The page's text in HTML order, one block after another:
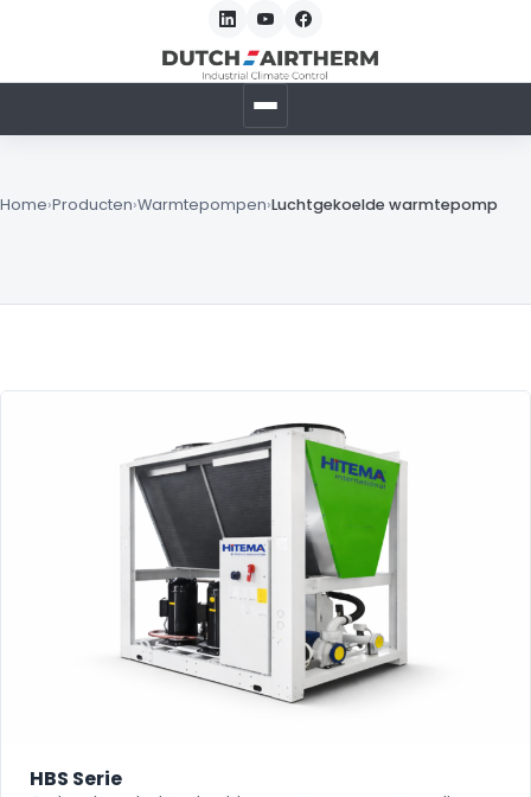
Home›Producten›Warmtepompen›Luchtgekoelde warmtepomp
HBS Serie